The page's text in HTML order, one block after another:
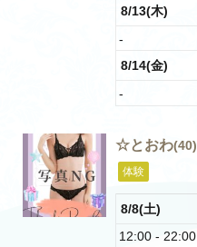
8/13(木)
-
8/14(金)
-
☆とおわ(40)
体験
8/8(土)
12:00 - 22:00